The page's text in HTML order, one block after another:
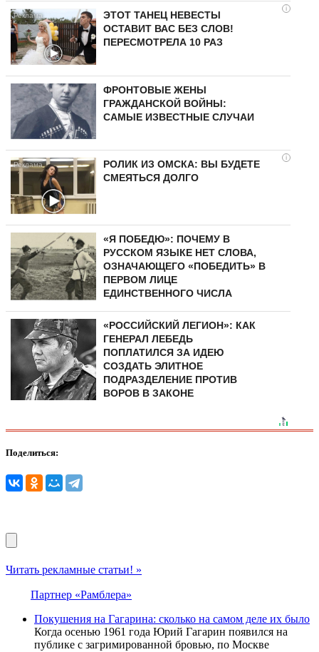
i
ЭТОТ ТАНЕЦ НЕВЕСТЫ
ОСТАВИТ ВАС БЕЗ СЛОВ!
ПЕРЕСМОТРЕЛА 10 РАЗ
ФРОНТОВЫЕ ЖЕНЫ
ГРАЖДАНСКОЙ ВОЙНЫ:
САМЫЕ ИЗВЕСТНЫЕ СЛУЧАИ
i
РОЛИК ИЗ ОМСКА: ВЫ БУДЕТЕ
СМЕЯТЬСЯ ДОЛГО
«Я ПОБЕДЮ»: ПОЧЕМУ В
РУССКОМ ЯЗЫКЕ НЕТ СЛОВА,
ОЗНАЧАЮЩЕГО «ПОБЕДИТЬ» В
ПЕРВОМ ЛИЦЕ
ЕДИНСТВЕННОГО ЧИСЛА
«РОССИЙСКИЙ ЛЕГИОН»: КАК
ГЕНЕРАЛ ЛЕБЕДЬ
ПОПЛАТИЛСЯ ЗА ИДЕЮ
СОЗДАТЬ ЭЛИТНОЕ
ПОДРАЗДЕЛЕНИЕ ПРОТИВ
ВОРОВ В ЗАКОНЕ
Поделиться:
Читать рекламные статьи! »
Партнер «Рамблера»
Покушения на Гагарина: сколько на самом деле их было
Когда осенью 1961 года Юрий Гагарин появился на
публике с загримированной бровью, по Москве